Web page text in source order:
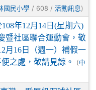
國民小學 / 608 / 活動訊息 )
年12月14日(星期六)
暨社區聯合運動會，敬
月16日（週一）補假一
之處，敬請見諒。
(中